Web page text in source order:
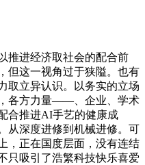
进经济取社会的配合前
但这一视角过于狭隘。也有
取立异认识。以务实的立场
各方力量——、企业、学术
合推进AI手艺的健康成
从深度进修到机械进修。可
，正在国度层面，没有连结
只吸引了浩繁科技快乐喜爱